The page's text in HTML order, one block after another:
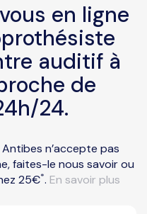
en ligne
auditif à
de
24.
n’accepte pas
faites-le nous savoir ou
25€*. En savoir plus